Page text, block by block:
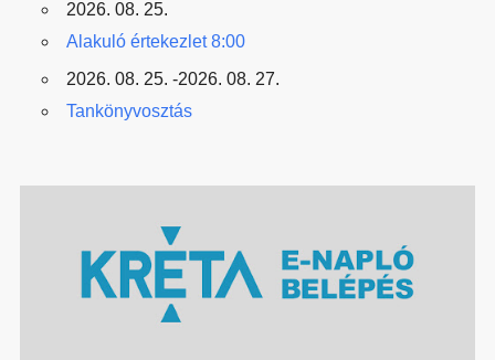
2026. 08. 25.
Alakuló értekezlet 8:00
2026. 08. 25. -2026. 08. 27.
Tankönyvosztás